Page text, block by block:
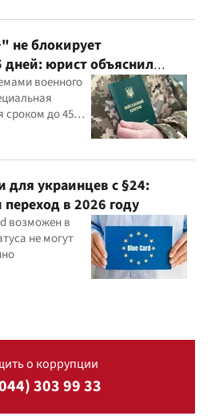
не блокирует
дней: юрист объяснил
военного
сроком до 45
для украинцев с §24:
в 2026 году
возможен в
не могут
о коррупции
303 99 33